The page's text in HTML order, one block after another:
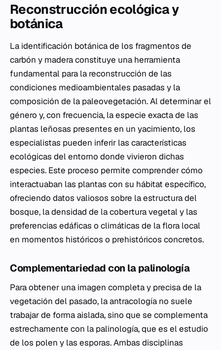
Reconstrucción ecológica y
botánica
La identificación botánica de los fragmentos de
carbón y madera constituye una herramienta
fundamental para la reconstrucción de las
condiciones medioambientales pasadas y la
composición de la paleovegetación. Al determinar el
género y, con frecuencia, la especie exacta de las
plantas leñosas presentes en un yacimiento, los
especialistas pueden inferir las características
ecológicas del entorno donde vivieron dichas
especies. Este proceso permite comprender cómo
interactuaban las plantas con su hábitat específico,
ofreciendo datos valiosos sobre la estructura del
bosque, la densidad de la cobertura vegetal y las
preferencias edáficas o climáticas de la flora local
en momentos históricos o prehistóricos concretos.
Complementariedad con la palinología
Para obtener una imagen completa y precisa de la
vegetación del pasado, la antracología no suele
trabajar de forma aislada, sino que se complementa
estrechamente con la palinología, que es el estudio
de los polen y las esporas. Ambas disciplinas